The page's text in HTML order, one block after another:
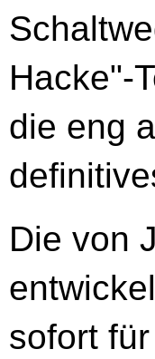
Hacke"-
die eng
Die von
sofort